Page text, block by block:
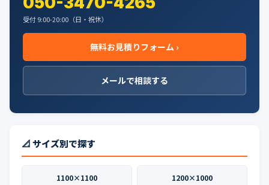
受付 9:00-20:00（日・祝休）
無料お見積りフォーム ›
メールで相談する
📐 サイズ別で探す
1100×1100 1200×1000